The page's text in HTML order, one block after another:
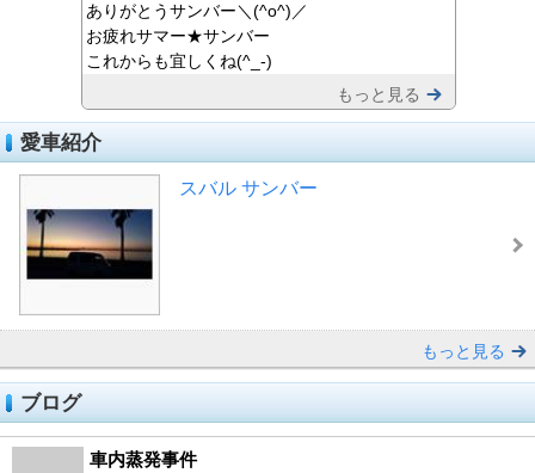
ありがとうサンバー＼(^o^)／
お疲れサマー★サンバー
これからも宜しくね(^_-)
もっと見る
愛車紹介
スバル サンバー
もっと見る
ブログ
車内蒸発事件